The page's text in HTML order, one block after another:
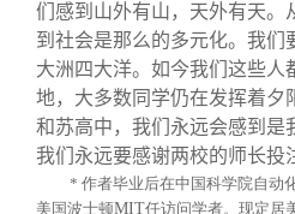
们感到山外有山，天外有天。
到社会是那么的多元化。我们
大洲四大洋。如今我们这些人
地，大多数同学仍在发挥着夕
和苏高中，我们永远会感到是
我们永远要感谢两校的师长投
* 作者毕业后在中国科学院自动
美国波士顿MIT任访问学者。现定居